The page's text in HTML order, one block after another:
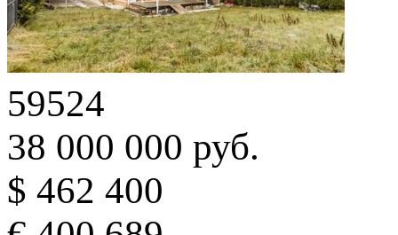
59524
38 000 000 руб.
$ 462 400